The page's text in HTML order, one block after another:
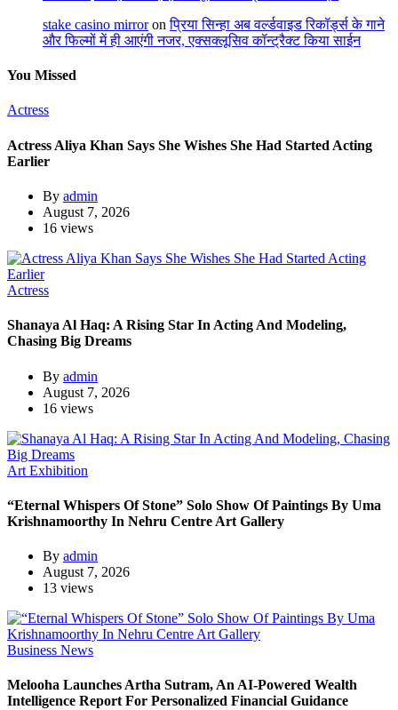
stake casino mirroronप्रिया सिन्हा अब वर्ल्डवाइड रिकॉर्ड्स के गाने
और फिल्मों में ही आएंगी नजर, एक्सक्लूसिव कॉन्ट्रैक्ट किया साईन
You Missed
Actress
Actress Aliya Khan Says She Wishes She Had Started Acting
Earlier
By admin
August 7, 2026
16 views
Actress
Shanaya Al Haq: A Rising Star In Acting And Modeling,
Chasing Big Dreams
By admin
August 7, 2026
16 views
Art Exhibition
“Eternal Whispers Of Stone” Solo Show Of Paintings By Uma
Krishnamoorthy In Nehru Centre Art Gallery
By admin
August 7, 2026
13 views
Business News
Melooha Launches Artha Sutram, An AI-Powered Wealth
Intelligence Report For Personalized Financial Guidance